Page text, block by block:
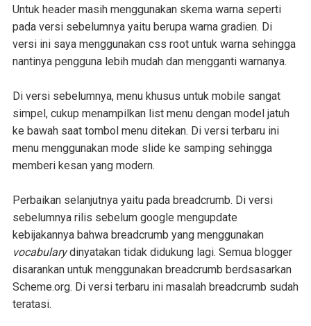
Untuk header masih menggunakan skema warna seperti
pada versi sebelumnya yaitu berupa warna gradien. Di
versi ini saya menggunakan css root untuk warna sehingga
nantinya pengguna lebih mudah dan mengganti warnanya.
Di versi sebelumnya, menu khusus untuk mobile sangat
simpel, cukup menampilkan list menu dengan model jatuh
ke bawah saat tombol menu ditekan. Di versi terbaru ini
menu menggunakan mode slide ke samping sehingga
memberi kesan yang modern.
Perbaikan selanjutnya yaitu pada breadcrumb. Di versi
sebelumnya rilis sebelum google mengupdate
kebijakannya bahwa breadcrumb yang menggunakan
vocabularydinyatakan tidak didukung lagi. Semua blogger
disarankan untuk menggunakan breadcrumb berdsasarkan
Scheme.org. Di versi terbaru ini masalah breadcrumb sudah
teratasi.